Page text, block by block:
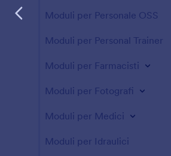
Moduli per Personale OSS
Moduli per Personal Trainer
Moduli per Farmacisti
Moduli per Fotografi
Moduli per Medici
Moduli per Idraulici